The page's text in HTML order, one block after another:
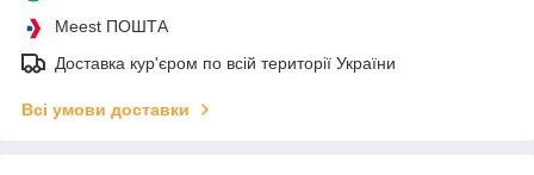
Meest ПОШТА
Доставка кур'єром по всій території України
Всі умови доставки